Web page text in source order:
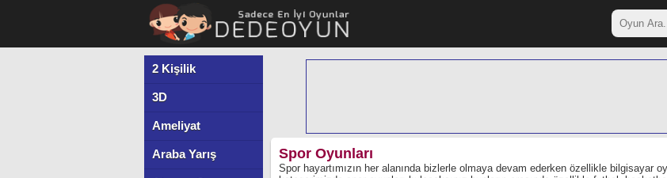
2 Kişilik
3D
Ameliyat
Araba Yarış Spor Oyunları
Spor hayartımızın her alanında bizlerle olmaya devam ederken özellikle bilgisayar